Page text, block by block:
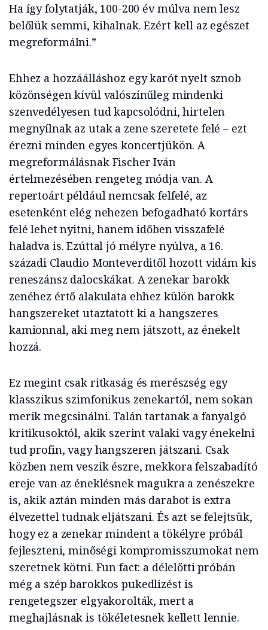
Ha így folytatják, 100-200 év múlva nem lesz
belőlük semmi, kihalnak. Ezért kell az egészet
megreformálni.”
Ehhez a hozzáálláshoz egy karót nyelt sznob
közönségen kívül valószínűleg mindenki
szenvedélyesen tud kapcsolódni, hirtelen
megnyílnak az utak a zene szeretete felé – ezt
érezni minden egyes koncertjükön. A
megreformálásnak Fischer Iván
értelmezésében rengeteg módja van. A
repertoárt például nemcsak felfelé, az
esetenként elég nehezen befogadható kortárs
felé lehet nyitni, hanem időben visszafelé
haladva is. Ezúttal jó mélyre nyúlva, a 16.
századi Claudio Monteverditől hozott vidám kis
reneszánsz dalocskákat. A zenekar barokk
zenéhez értő alakulata ehhez külön barokk
hangszereket utaztatott ki a hangszeres
kamionnal, aki meg nem játszott, az énekelt
hozzá.
Ez megint csak ritkaság és merészség egy
klasszikus szimfonikus zenekartól, nem sokan
merik megcsinálni. Talán tartanak a fanyalgó
kritikusoktól, akik szerint valaki vagy énekelni
tud profin, vagy hangszeren játszani. Csak
közben nem veszik észre, mekkora felszabadító
ereje van az éneklésnek magukra a zenészekre
is, akik aztán minden más darabot is extra
élvezettel tudnak eljátszani. És azt se felejtsük,
hogy ez a zenekar mindent a tökélyre próbál
fejleszteni, minőségi kompromisszumokat nem
szeretnek kötni. Fun fact: a délelőtti próbán
még a szép barokkos pukedlizést is
rengetegszer elgyakorolták, mert a
meghajlásnak is tökéletesnek kellett lennie.